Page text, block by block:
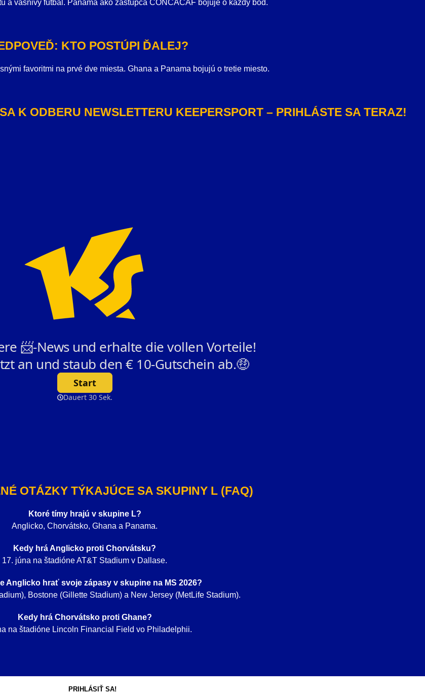
a vášnivý futbal. Panama ako zástupca CONCACAF bojuje o každý bod.
KTO POSTÚPI ĎALEJ?
favoritmi na prvé dve miesta. Ghana a Panama bojujú o tretie miesto.
K ODBERU NEWSLETTERU KEEPERSPORT – PRIHLÁSTE SA TERAZ!
OTÁZKY TÝKAJÚCE SA SKUPINY L (FAQ)
Ktoré tímy hrajú v skupine L?
Anglicko, Chorvátsko, Ghana a Panama.
Kedy hrá Anglicko proti Chorvátsku?
17. júna na štadióne AT&T Stadium v Dallase.
Anglicko hrať svoje zápasy v skupine na MS 2026?
Bostone (Gillette Stadium) a New Jersey (MetLife Stadium).
Kedy hrá Chorvátsko proti Ghane?
na štadióne Lincoln Financial Field vo Philadelphii.